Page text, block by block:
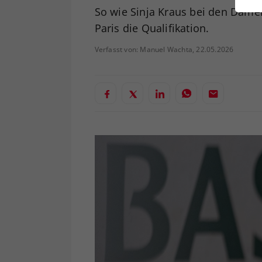
So wie Sinja Kraus bei den
Paris die Qualifikation.
Verfasst von: Manuel Wachta, 22.05.2026